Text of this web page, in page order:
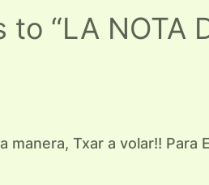
“LA NOTA
manera, Txar a volar!! Para